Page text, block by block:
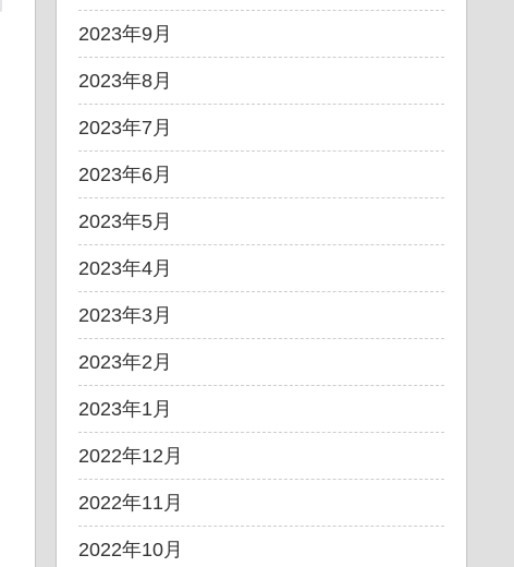
2023年9月
2023年8月
2023年7月
2023年6月
2023年5月
2023年4月
2023年3月
2023年2月
2023年1月
2022年12月
2022年11月
2022年10月